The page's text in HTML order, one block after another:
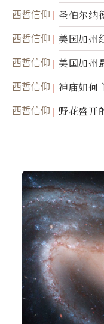
灵
西哲信仰
圣伯尔纳
腐身
西哲信仰 美国加州
西哲信仰 美国加州
西哲信仰 神庙如何
西哲信仰 野花盛开